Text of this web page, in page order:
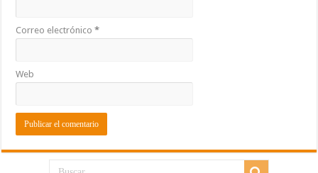
Correo electrónico*
Web